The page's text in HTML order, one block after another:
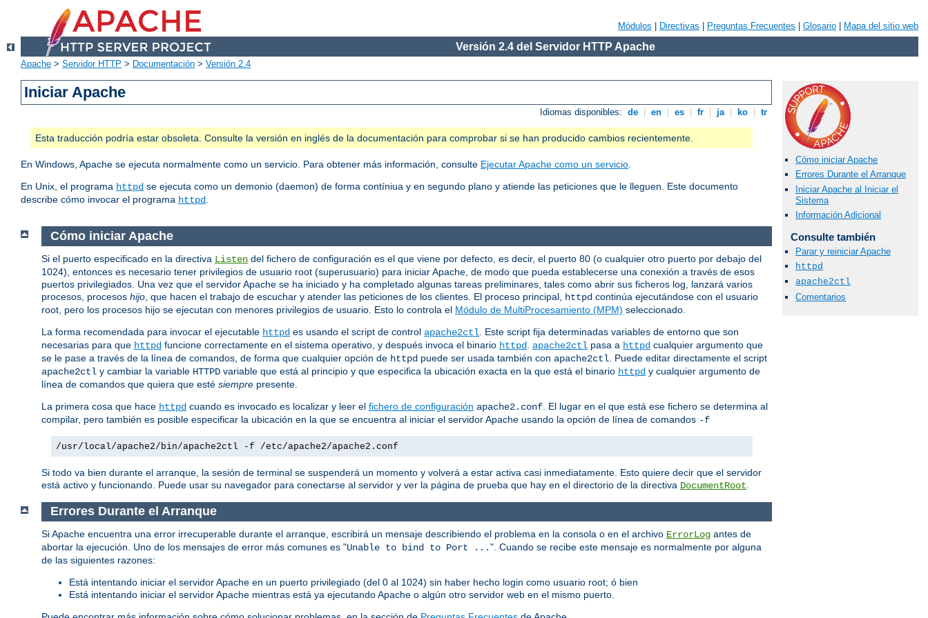
Módulos Directivas Preguntas Frecuentes Glosario Mapa del sitio web
Versión 2.4 del Servidor HTTP Apache
Apache > Servidor HTTP > Documentación > Versión 2.4
Iniciar Apache
Idiomas disponibles: de en es fr ja ko tr
Esta traducción podría estar obsoleta. Consulte la versión en inglés de la documentación para comprobar si se han producido cambios recientemente.
En Windows, Apache se ejecuta normalmente como un servicio. Para obtener más información, consulte Ejecutar Apache como un servicio.
En Unix, el programa httpd se ejecuta como un demonio (daemon) de forma contíniua y en segundo plano y atiende las peticiones que le lleguen. Este documento
describe cómo invocar el programa httpd.
Cómo iniciar Apache
Errores Durante el Arranque
Iniciar Apache al Iniciar el
Sistema
Información Adicional
Consulte también
Parar y reiniciar Apache
httpd
apache2ctl
Comentarios
Cómo iniciar Apache
Si el puerto especificado en la directiva Listen del fichero de configuración es el que viene por defecto, es decir, el puerto 80 (o cualquier otro puerto por debajo del
1024), entonces es necesario tener privilegios de usuario root (superusuario) para iniciar Apache, de modo que pueda establecerse una conexión a través de esos
puertos privilegiados. Una vez que el servidor Apache se ha iniciado y ha completado algunas tareas preliminares, tales como abrir sus ficheros log, lanzará varios
procesos, procesos hijo , que hacen el trabajo de escuchar y atender las peticiones de los clientes. El proceso principal, httpd continúa ejecutándose con el usuario
root, pero los procesos hijo se ejecutan con menores privilegios de usuario. Esto lo controla el Módulo de MultiProcesamiento (MPM) seleccionado.
La forma recomendada para invocar el ejecutable httpd es usando el script de control apache2ctl . Este script fija determinadas variables de entorno que son
necesarias para que httpd funcione correctamente en el sistema operativo, y después invoca el binario httpd apache2ctl pasa a httpd cualquier argumento que
se le pase a través de la línea de comandos, de forma que cualquier opción de httpd puede ser usada también con apache2ctl . Puede editar directamente el script
apache2ctl y cambiar la variable HTTPD variable que está al principio y que especifica la ubicación exacta en la que está el binario httpd y cualquier argumento de
línea de comandos que quiera que esté siempre presente.
La primera cosa que hace httpd cuando es invocado es localizar y leer el fichero de configuración apache2.conf . El lugar en el que está ese fichero se determina al
compilar, pero también es posible especificar la ubicación en la que se encuentra al iniciar el servidor Apache usando la opción de línea de comandos -f
/usr/local/apache2/bin/apache2ctl -f /etc/apache2/apache2.conf
Si todo va bien durante el arranque, la sesión de terminal se suspenderá un momento y volverá a estar activa casi inmediatamente. Esto quiere decir que el servidor
está activo y funcionando. Puede usar su navegador para conectarse al servidor y ver la página de prueba que hay en el directorio de la directiva DocumentRoot
Errores Durante el Arranque
Si Apache encuentra una error irrecuperable durante el arranque, escribirá un mensaje describiendo el problema en la consola o en el archivo ErrorLog antes de
abortar la ejecución. Uno de los mensajes de error más comunes es "Unable to bind to Port ...". Cuando se recibe este mensaje es normalmente por alguna
de las siguientes razones:
Está intentando iniciar el servidor Apache en un puerto privilegiado (del 0 al 1024) sin haber hecho login como usuario root; ó bien
Está intentando iniciar el servidor Apache mientras está ya ejecutando Apache o algún otro servidor web en el mismo puerto.